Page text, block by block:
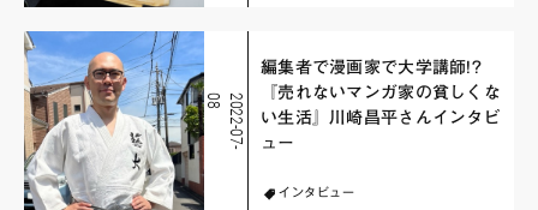
2
0
2
2
-
0
7
-
0
8
編集者で漫画家で大学講師!?
『売れないマンガ家の貧しくな
い生活』川崎昌平さんインタビ
ュー
インタビュー